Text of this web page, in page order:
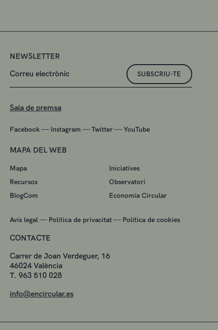
NEWSLETTER
SUBSCRIU-TE
Sala de premsa
Facebook — Instagram —Twitter—YouTube
MAPA DEL WEB
Mapa
Iniciatives
Recursos
Observatori
BlogCom
Economía Circular
Avís legal — Política de privacitat— Política de cookies
CONTACTE
Carrer de Joan Verdeguer, 16
46024 València
T. 963 510 028
info@encircular.es